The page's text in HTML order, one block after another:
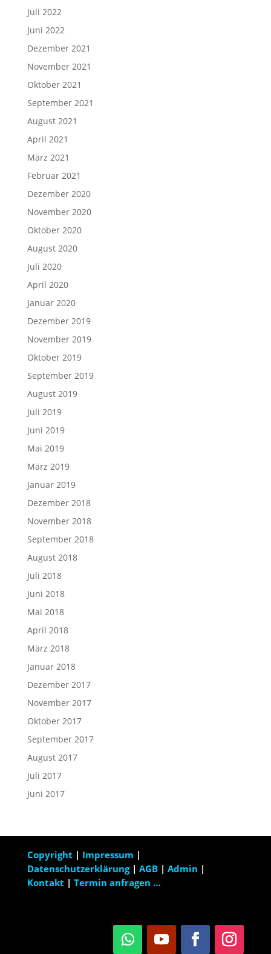
Juli 2022
Juni 2022
Dezember 2021
November 2021
Oktober 2021
September 2021
August 2021
April 2021
März 2021
Februar 2021
Dezember 2020
November 2020
Oktober 2020
August 2020
Juli 2020
April 2020
Januar 2020
Dezember 2019
November 2019
Oktober 2019
September 2019
August 2019
Juli 2019
Juni 2019
Mai 2019
März 2019
Januar 2019
Dezember 2018
November 2018
September 2018
August 2018
Juli 2018
Juni 2018
Mai 2018
April 2018
März 2018
Januar 2018
Dezember 2017
November 2017
Oktober 2017
September 2017
August 2017
Juli 2017
Juni 2017
Copyright | Impressum |
Datenschutzerklärung | AGB | Admin |
Kontakt | Termin anfragen …